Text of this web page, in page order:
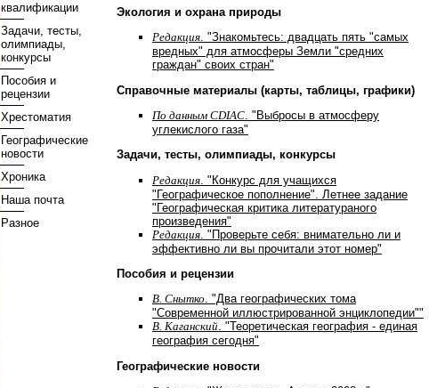
квалификации
Задачи, тесты,
олимпиады,
конкурсы
Пособия и
рецензии
Хрестоматия
Географические
новости
Хроника
Наша почта
Разное
Экология и охрана природы
Редакция. "Знакомьтесь: двадцать пять "самых
вредных" для атмосферы Земли "средних
граждан" своих стран"
Справочные материалы (карты, таблицы, графики)
По данным CDIAC . "Выбросы в атмосферу
углекислого газа"
Задачи, тесты, олимпиады, конкурсы
Редакция . "Конкурс для учащихся
"Географическое пополнение". Летнее задание
"Географическая критика литератураного
произведения"
Редакция . "Проверьте себя: внимательно ли и
эффективно ли вы прочитали этот номер"
Пособия и рецензии
В. Снытко. "Два географических тома
"Современной иллюстрированной энциклопедии""
В. Каганский. "Теоретическая география - единая
география сегодня"
Географические новости